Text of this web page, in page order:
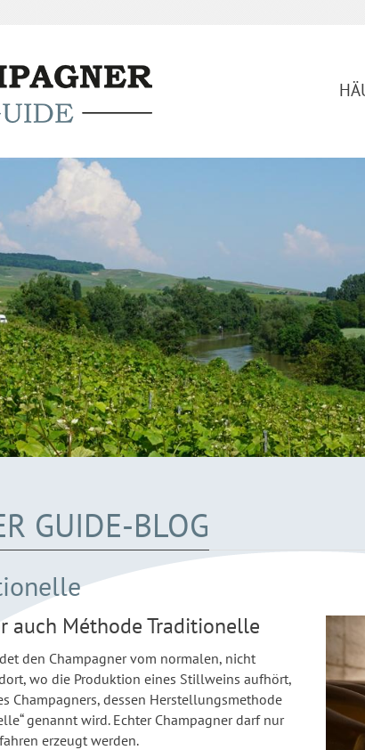
GUIDE-BLOG
auch Méthode Traditionelle
den Champagner vom normalen, nicht
wo die Produktion eines Stillweins aufhört,
Champagners, dessen Herstellungsmethode
genannt wird. Echter Champagner darf nur
erzeugt werden.